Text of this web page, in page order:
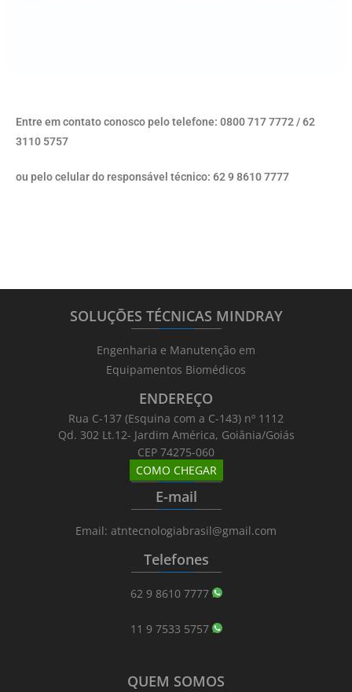
Entre em contato conosco pelo telefone: 0800 717 7772 / 62
3110 5757
ou pelo celular do responsável técnico: 62 9 8610 7777
SOLUÇÕES TÉCNICAS MINDRAY
_______________________
Engenharia e Manutenção em
Equipamentos Biomédicos
ENDEREÇO
Rua C-137 (Esquina com a C-143) nº 1112
Qd. 302 Lt.12- Jardim América, Goiânia/Goiás
CEP 74275-060
COMO CHEGAR
_______________________
E-mail
_______________________
Email: atntecnologiabrasil@gmail.com
Telefones
_______________________
62 9 8610 7777
11 9 7533 5757
QUEM SOMOS
_______________________